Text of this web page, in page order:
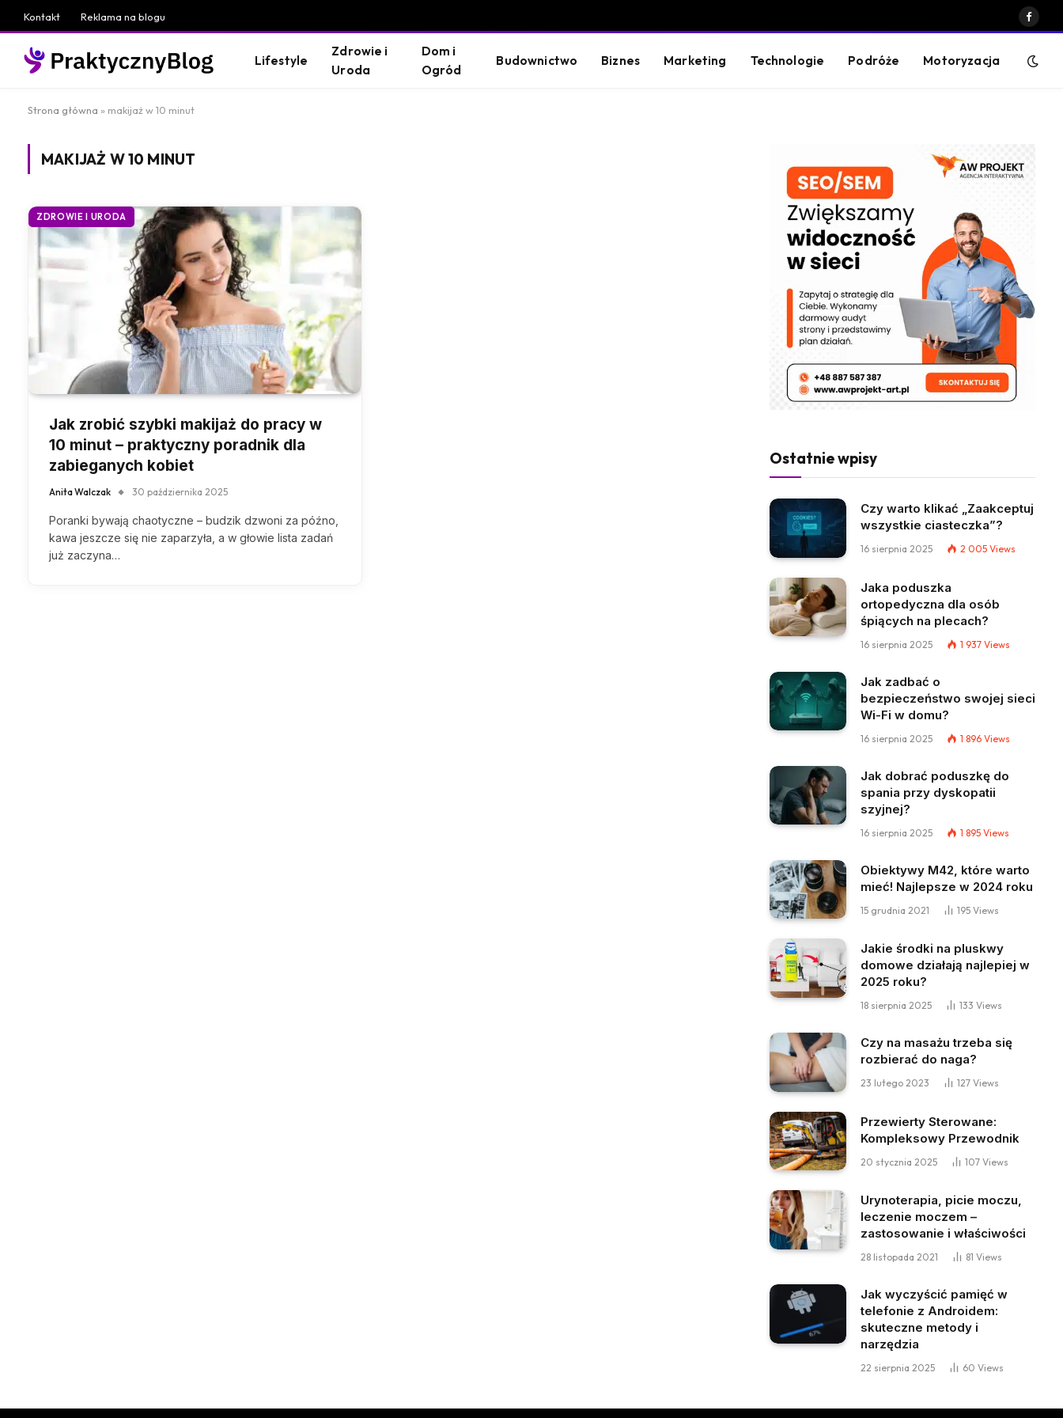
Kontakt Reklama na blogu
Lifestyle
Zdrowie i
Uroda
Dom i
Ogród
Budownictwo Biznes Marketing Technologie Podróże Motoryzacja
Strona główna » makijaż w 10 minut
MAKIJAŻ W 10 MINUT
ZDROWIE I URODA
Jak zrobić szybki makijaż do pracy w
10 minut – praktyczny poradnik dla
zabieganych kobiet
Anita Walczak 30 października 2025
Poranki bywają chaotyczne – budzik dzwoni za późno,
kawa jeszcze się nie zaparzyła, a w głowie lista zadań
już zaczyna…
Ostatnie wpisy
Czy warto klikać „Zaakceptuj
wszystkie ciasteczka”?
16 sierpnia 2025 2 005 Views
Jaka poduszka
ortopedyczna dla osób
śpiących na plecach?
16 sierpnia 2025 1 937 Views
Jak zadbać o
bezpieczeństwo swojej sieci
Wi-Fi w domu?
16 sierpnia 2025 1 896 Views
Jak dobrać poduszkę do
spania przy dyskopatii
szyjnej?
16 sierpnia 2025 1 895 Views
Obiektywy M42, które warto
mieć! Najlepsze w 2024 roku
15 grudnia 2021 195 Views
Jakie środki na pluskwy
domowe działają najlepiej w
2025 roku?
18 sierpnia 2025 133 Views
Czy na masażu trzeba się
rozbierać do naga?
23 lutego 2023 127 Views
Przewierty Sterowane:
Kompleksowy Przewodnik
20 stycznia 2025 107 Views
Urynoterapia, picie moczu,
leczenie moczem –
zastosowanie i właściwości
28 listopada 2021 81 Views
Jak wyczyścić pamięć w
telefonie z Androidem:
skuteczne metody i
narzędzia
22 sierpnia 2025 60 Views